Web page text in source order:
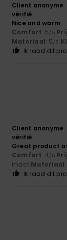
Client anonyme
vérifié
Nice and warm
Comfort: 5/5
Materiaal: 5/5
Ik raad dit
Client anonyme
vérifié
Great product
Comfort: 4/5
maat Materiaal
Ik raad dit